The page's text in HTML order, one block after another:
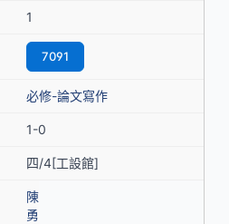
1
7091
必修-論文寫作
1-0
四/4[工設館]
陳
勇